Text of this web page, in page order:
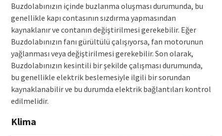
Buzdolabınızın içinde buzlanma oluşması durumunda, bu
genellikle kapı contasının sızdırma yapmasından
kaynaklanır ve contanın değiştirilmesi gerekebilir. Eğer
Buzdolabınızın fanı gürültülü çalışıyorsa, fan motorunun
yağlanması veya değiştirilmesi gerekebilir. Son olarak,
Buzdolabınızın kesintili bir şekilde çalışması durumunda,
bu genellikle elektrik beslemesiyle ilgili bir sorundan
kaynaklanabilir ve bu durumda elektrik bağlantıları kontrol
edilmelidir.
Klima